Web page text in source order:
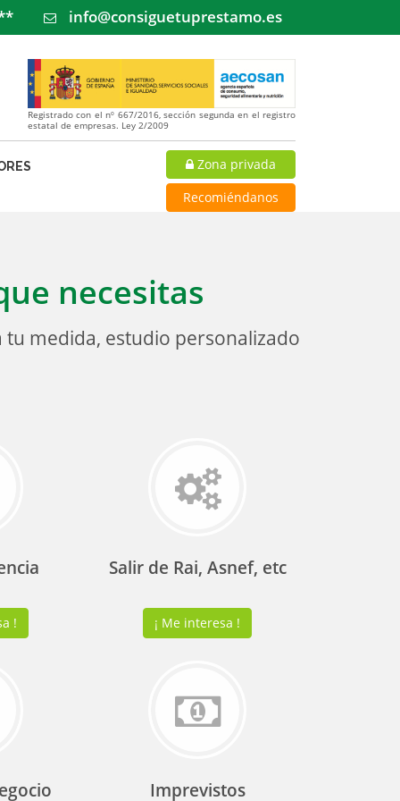
info@consiguetuprestamo.es
Registrado con el nº 667/2016, sección segunda en el registro
estatal de empresas. Ley 2/2009
Zona privada
Recomiéndanos
necesitas
tu medida, estudio personalizado
!
Salir de Rai, Asnef, etc
¡ Me interesa !
Imprevistos